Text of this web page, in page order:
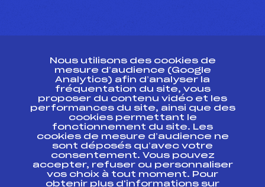
ESPACE PRESSE
Ressources
Pass’Neige
Projet sportif fédéral
Projet de performance fédéral
Antidopage
Pôle Développement, Formation, Suivi
Scientifique
Listes ministérielles
Nous utilisons des cookies de
mesure d’audience (Google
Analytics) afin d’analyser la
fréquentation du site, vous
proposer du contenu vidéo et les
performances du site, ainsi que des
cookies permettant le
fonctionnement du site. Les
cookies de mesure d’audience ne
sont déposés qu’avec votre
consentement. Vous pouvez
accepter, refuser ou personnaliser
vos choix à tout moment. Pour
obtenir plus d'informations sur